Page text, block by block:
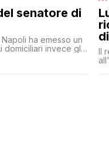
senatore di
ha emesso un
domiciliari invece gli
Il